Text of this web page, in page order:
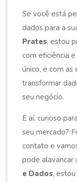
Se você está
dados para a
Prates, estou
com eficiência
único, e com
transformar
seu negócio.
E aí, curioso
seu mercado?
contato e
pode alavancar
e Dados,